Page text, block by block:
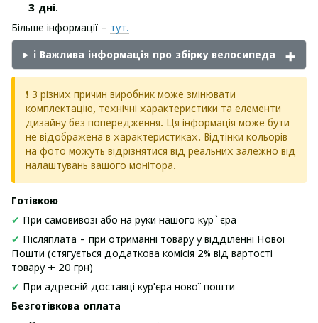
3 дні.
Більше інформації - тут.
ℹ️ Важлива інформація про збірку велосипеда
❗ З різних причин виробник може змінювати
комплектацію, технічні характеристики та елементи
дизайну без попередження. Ця інформація може бути
не відображена в характеристиках. Відтінки кольорів
на фото можуть відрізнятися від реальних залежно від
налаштувань вашого монітора.
Готівкою
✔ При самовивозі або на руки нашого кур`єра
✔ Післяплата - при отриманні товару у відділенні Нової
Пошти (стягується додаткова комісія 2% від вартості
товару + 20 грн)
✔ При адресній доставці кур'єра нової пошти
Безготівкова оплата